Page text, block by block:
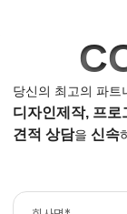
당신의 최고의 파트
디자인제작, 프
견적 상담을 신속